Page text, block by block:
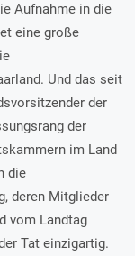
Aufnahme in die
eine große
Und das seit
der
der
im Land
die
deren Mitglieder
vom Landtag
Tat einzigartig.